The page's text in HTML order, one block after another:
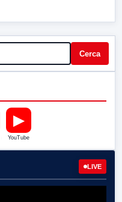
Cerca
▶
YouTube
LIVE